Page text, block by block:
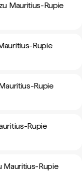
Mauritius-Rupie
Rupie
Rupie
Rupie
Mauritius-Rupie